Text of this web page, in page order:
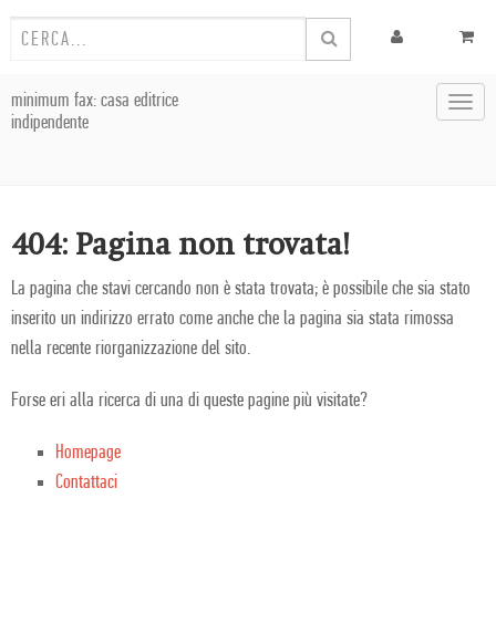
minimum fax: casa editrice
indipendente
404: Pagina non trovata!
La pagina che stavi cercando non è stata trovata; è possibile che sia stato
inserito un indirizzo errato come anche che la pagina sia stata rimossa
nella recente riorganizzazione del sito.
Forse eri alla ricerca di una di queste pagine più visitate?
Homepage
Contattaci